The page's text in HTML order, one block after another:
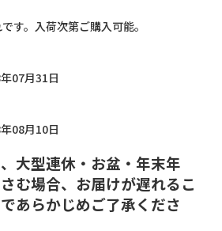
す。入荷次第ご購入可能。
07月31日
08月10日
大型連休・お盆・年末年
む場合、お届けが遅れるこ
あらかじめご了承くださ